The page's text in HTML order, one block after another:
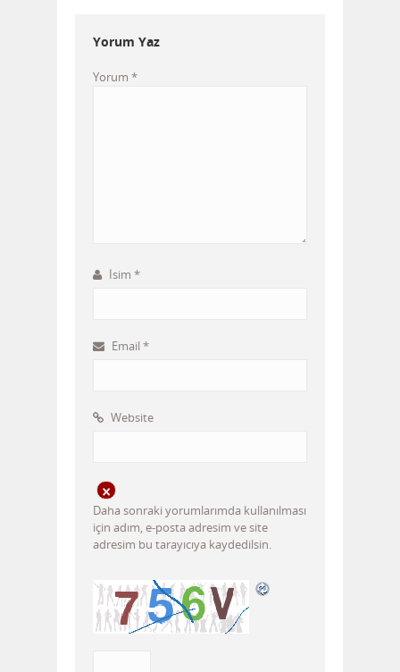
Yorum Yaz
Yorum *
İsim *
Email *
Website
Daha sonraki yorumlarımda kullanılması
için adım, e-posta adresim ve site
adresim bu tarayıcıya kaydedilsin.